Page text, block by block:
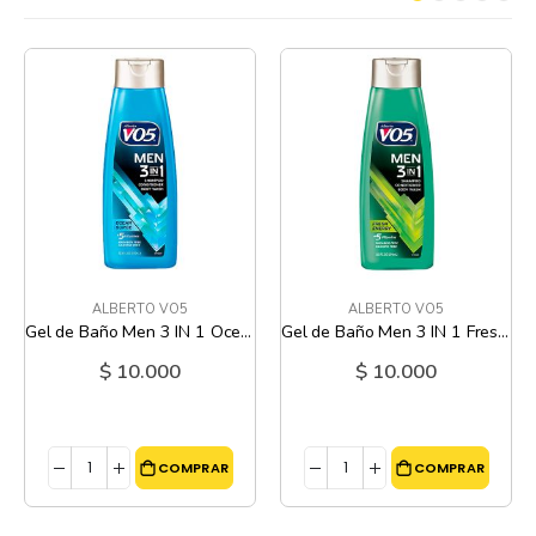
ALBERTO VO5
Gel de Baño Men 3 IN 1 Ocean Surge Alberto VO5 - 12.5 Oz
$ 10.000
COMPRAR
ALBERTO VO5
Gel de Baño Men 3 IN 1 Fresh Energy VO5 - 12.5 Oz
$ 10.000
COMPRAR